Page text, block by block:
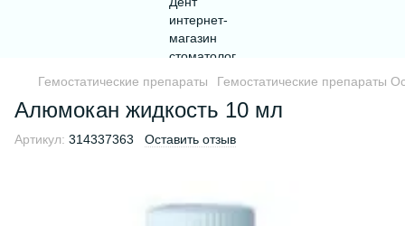
Гемостатические препараты Гемостатические препараты
Алюмокан жидкость 10 мл
Артикул: 314337363 Оставить отзыв